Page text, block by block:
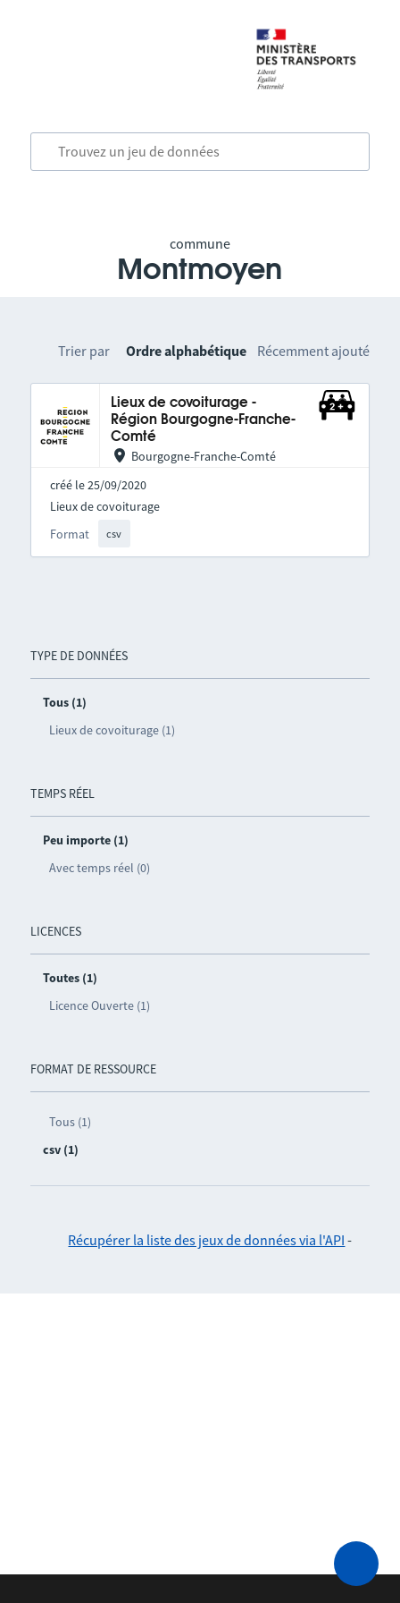
commune
Montmoyen
TYPE DE DONNÉES
Tous (1)
Lieux de covoiturage (1)
TEMPS RÉEL
Peu importe (1)
Avec temps réel (0)
LICENCES
Toutes (1)
Licence Ouverte (1)
FORMAT DE RESSOURCE
Tous (1)
csv (1)
Trier par Ordre alphabétique Récemment ajouté
Lieux de covoiturage -
Région Bourgogne-Franche-
Comté
Bourgogne-Franche-Comté
créé le 25/09/2020
Format csv
Lieux de covoiturage
Récupérer la liste des jeux de données via l'API -